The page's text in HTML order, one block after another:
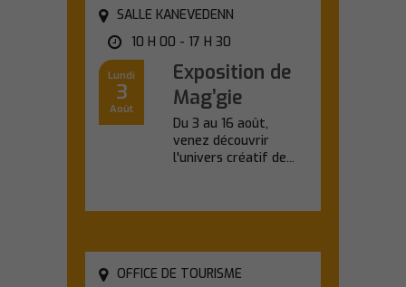
SALLE KANEVEDENN
10 H 00 - 17 H 30
Lundi
3
Août
Exposition de
Mag’gie
Du 3 au 16 août,
venez découvrir
l'univers créatif de...
OFFICE DE TOURISME